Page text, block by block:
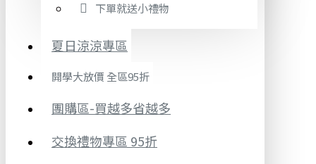
下單就送小禮物
夏日涼涼專區
開學大放價 全區95折
團購區-買越多省越多
交換禮物專區 95折